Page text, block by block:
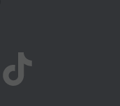
TWITTER